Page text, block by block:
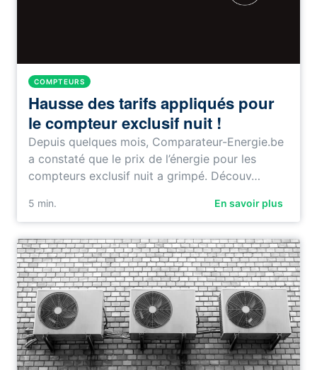
COMPTEURS
Hausse des tarifs appliqués pour
le compteur exclusif nuit !
Depuis quelques mois, Comparateur-Energie.be
a constaté que le prix de l’énergie pour les
compteurs exclusif nuit a grimpé. Découv…
5 min. En savoir plus